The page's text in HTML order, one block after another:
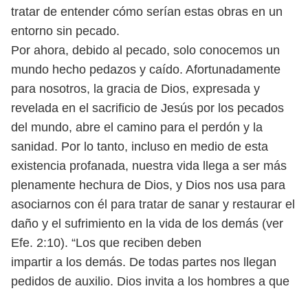
tratar de entender cómo serían estas obras en un
entorno sin pecado.
Por ahora, debido al pecado, solo conocemos un
mundo hecho pedazos y caído. Afortunadamente
para nosotros, la gracia de Dios, expresada y
revelada en el sacrificio de Jesús por los pecados
del mundo, abre el camino para el perdón y la
sanidad. Por lo tanto, incluso en medio de esta
existencia profanada, nuestra vida llega a ser más
plenamente hechura de Dios, y Dios nos usa para
asociarnos con él para tratar de sanar y restaurar el
daño y el sufrimiento en la vida de los demás (ver
Efe. 2:10). “Los que reciben deben
impartir a los demás. De todas partes nos llegan
pedidos de auxilio. Dios invita a los hombres a que